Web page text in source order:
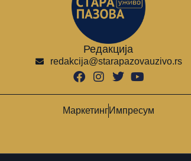
Редакција
redakcija@starapazovauzivo.rs
Маркетинг Импресум